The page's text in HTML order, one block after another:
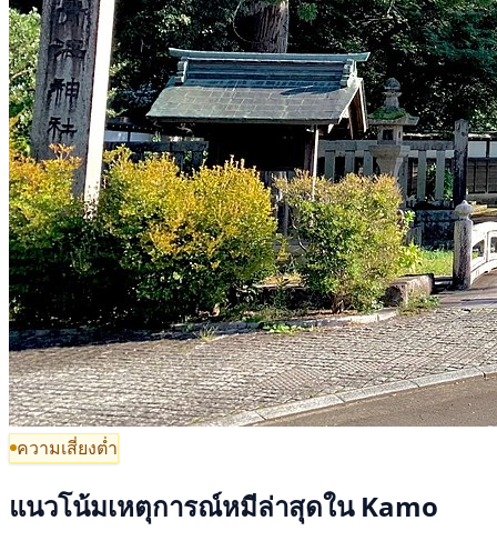
ความเสี่ยงต่ำ
แนวโน้มเหตุการณ์หมีล่าสุดใน Kamo